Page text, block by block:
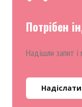
Потрібен
Надішли запит і
Надіслати